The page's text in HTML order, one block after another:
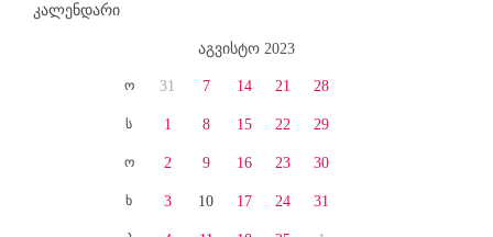
კალენდარი
აგვისტო 2023
ო
ს
ო
ხ
31
1
2
3
7
8
9
10
14
15
16
17
21
22
23
24
28
29
30
31